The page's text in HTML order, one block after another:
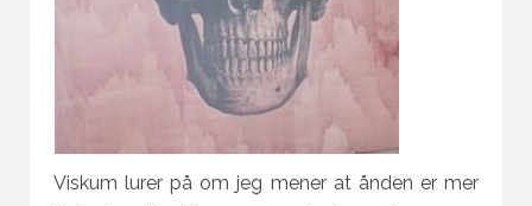
Viskum lurer på om jeg mener at ånden er mer